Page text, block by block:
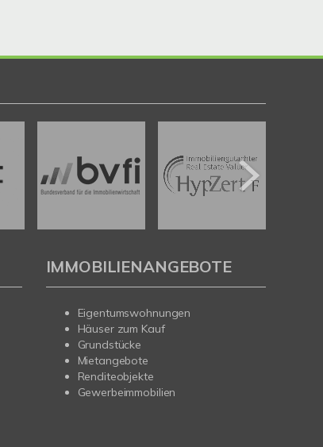
IMMOBILIENANGEBOTE
Eigentumswohnungen
Häuser zum Kauf
Grundstücke
Mietangebote
Renditeobjekte
Gewerbeimmobilien